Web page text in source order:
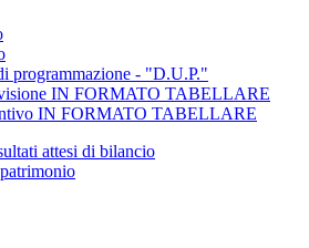
programmazione - "D.U.P."
IN FORMATO TABELLARE
IN FORMATO TABELLARE
attesi di bilancio